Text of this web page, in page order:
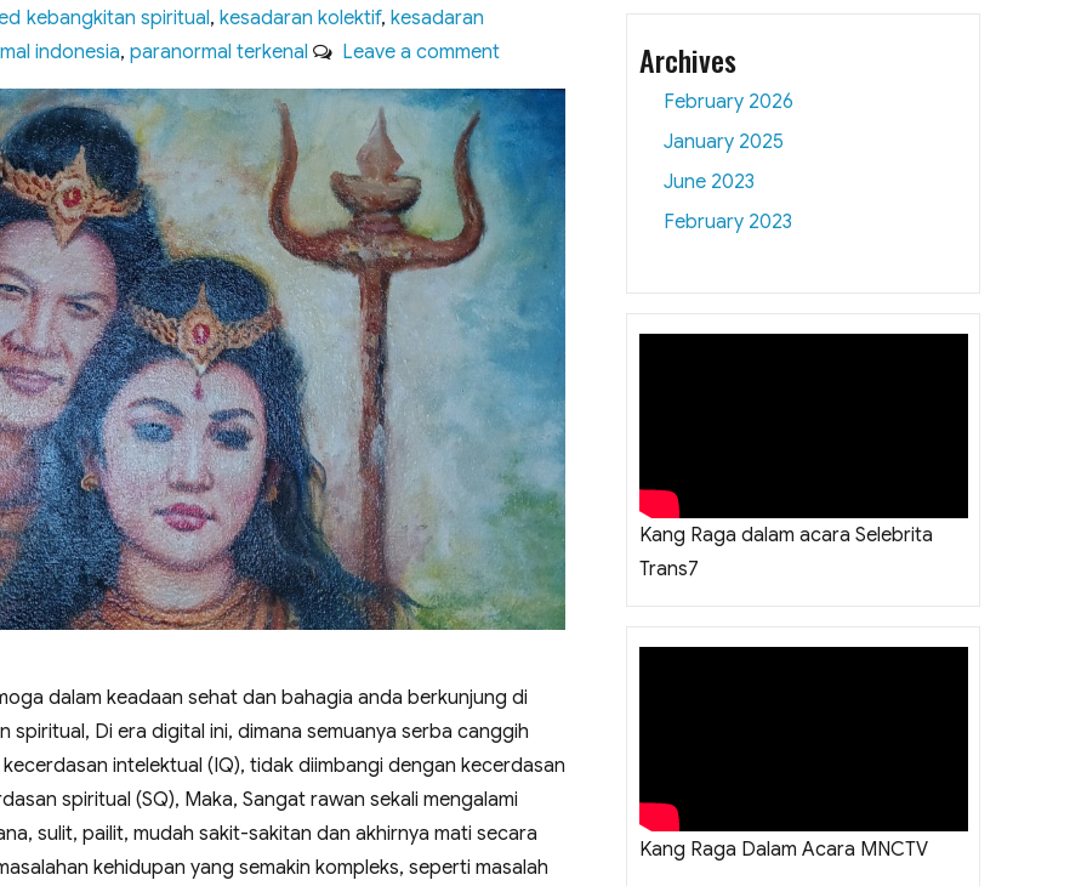
Tags
kebangkitan spiritual, kesadaran kolektif, kesadaran
indonesia, paranormal terkenal Leave a commenton
Salam
Kebangkitan
Spiritual
dalam keadaan sehat dan bahagia anda berkunjung di
spiritual, Di era digital ini, dimana semuanya serba canggih
intelektual (IQ), tidak diimbangi dengan kecerdasan
spiritual (SQ), Maka, Sangat rawan sekali mengalami
sulit, pailit, mudah sakit-sakitan dan akhirnya mati secara
kehidupan yang semakin kompleks, seperti masalah
Archives
February 2026
January 2025
June 2023
February 2023
Kang Raga dalam acara Selebrita
Trans7
Kang Raga Dalam Acara MNCTV